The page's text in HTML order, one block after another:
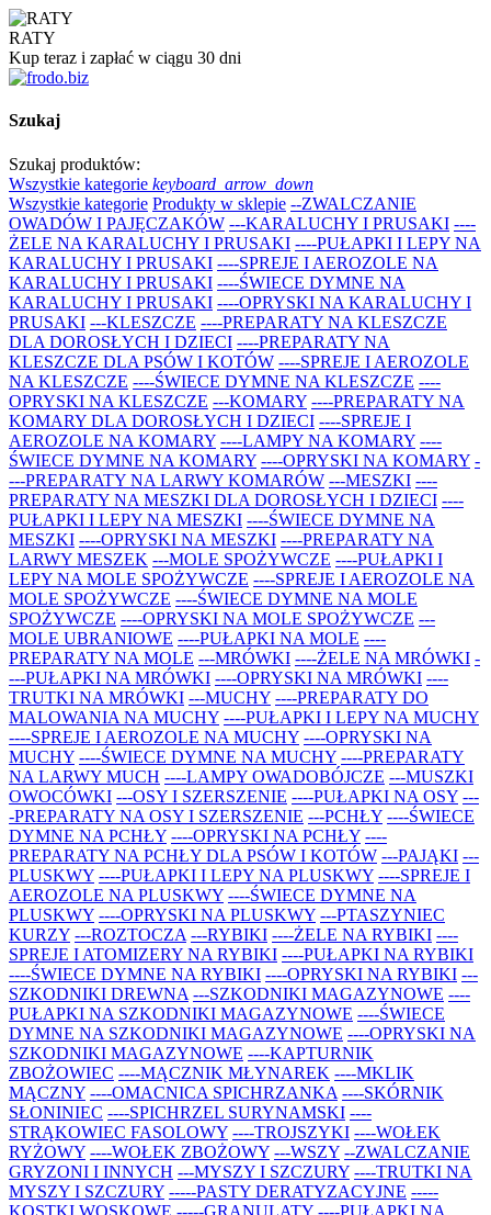
RATY
Kup teraz i zapłać w ciągu 30 dni
Szukaj
Szukaj produktów:
Wszystkie kategorie keyboard_arrow_down
Wszystkie kategorie Produkty w sklepie --ZWALCZANIE
OWADÓW I PAJĘCZAKÓW ---KARALUCHY I PRUSAKI ----
ŻELE NA KARALUCHY I PRUSAKI ----PUŁAPKI I LEPY NA
KARALUCHY I PRUSAKI ----SPREJE I AEROZOLE NA
KARALUCHY I PRUSAKI ----ŚWIECE DYMNE NA
KARALUCHY I PRUSAKI ----OPRYSKI NA KARALUCHY I
PRUSAKI ---KLESZCZE ----PREPARATY NA KLESZCZE
DLA DOROSŁYCH I DZIECI ----PREPARATY NA
KLESZCZE DLA PSÓW I KOTÓW ----SPREJE I AEROZOLE
NA KLESZCZE ----ŚWIECE DYMNE NA KLESZCZE ----
OPRYSKI NA KLESZCZE ---KOMARY ----PREPARATY NA
KOMARY DLA DOROSŁYCH I DZIECI ----SPREJE I
AEROZOLE NA KOMARY ----LAMPY NA KOMARY ----
ŚWIECE DYMNE NA KOMARY ----OPRYSKI NA KOMARY -
---PREPARATY NA LARWY KOMARÓW ---MESZKI ----
PREPARATY NA MESZKI DLA DOROSŁYCH I DZIECI ----
PUŁAPKI I LEPY NA MESZKI ----ŚWIECE DYMNE NA
MESZKI ----OPRYSKI NA MESZKI ----PREPARATY NA
LARWY MESZEK ---MOLE SPOŻYWCZE ----PUŁAPKI I
LEPY NA MOLE SPOŻYWCZE ----SPREJE I AEROZOLE NA
MOLE SPOŻYWCZE ----ŚWIECE DYMNE NA MOLE
SPOŻYWCZE ----OPRYSKI NA MOLE SPOŻYWCZE ---
MOLE UBRANIOWE ----PUŁAPKI NA MOLE ----
PREPARATY NA MOLE ---MRÓWKI ----ŻELE NA MRÓWKI -
---PUŁAPKI NA MRÓWKI ----OPRYSKI NA MRÓWKI ----
TRUTKI NA MRÓWKI ---MUCHY ----PREPARATY DO
MALOWANIA NA MUCHY ----PUŁAPKI I LEPY NA MUCHY
----SPREJE I AEROZOLE NA MUCHY ----OPRYSKI NA
MUCHY ----ŚWIECE DYMNE NA MUCHY ----PREPARATY
NA LARWY MUCH ----LAMPY OWADOBÓJCZE ---MUSZKI
OWOCÓWKI ---OSY I SZERSZENIE ----PUŁAPKI NA OSY ---
-PREPARATY NA OSY I SZERSZENIE ---PCHŁY ----ŚWIECE
DYMNE NA PCHŁY ----OPRYSKI NA PCHŁY ----
PREPARATY NA PCHŁY DLA PSÓW I KOTÓW ---PAJĄKI ---
PLUSKWY ----PUŁAPKI I LEPY NA PLUSKWY ----SPREJE I
AEROZOLE NA PLUSKWY ----ŚWIECE DYMNE NA
PLUSKWY ----OPRYSKI NA PLUSKWY ---PTASZYNIEC
KURZY ---ROZTOCZA ---RYBIKI ----ŻELE NA RYBIKI ----
SPREJE I ATOMIZERY NA RYBIKI ----PUŁAPKI NA RYBIKI
----ŚWIECE DYMNE NA RYBIKI ----OPRYSKI NA RYBIKI ---
SZKODNIKI DREWNA ---SZKODNIKI MAGAZYNOWE ----
PUŁAPKI NA SZKODNIKI MAGAZYNOWE ----ŚWIECE
DYMNE NA SZKODNIKI MAGAZYNOWE ----OPRYSKI NA
SZKODNIKI MAGAZYNOWE ----KAPTURNIK
ZBOŻOWIEC ----MĄCZNIK MŁYNAREK ----MKLIK
MĄCZNY ----OMACNICA SPICHRZANKA ----SKÓRNIK
SŁONINIEC ----SPICHRZEL SURYNAMSKI ----
STRĄKOWIEC FASOLOWY ----TROJSZYKI ----WOŁEK
RYŻOWY ----WOŁEK ZBOŻOWY ---WSZY --ZWALCZANIE
GRYZONI I INNYCH ---MYSZY I SZCZURY ----TRUTKI NA
MYSZY I SZCZURY -----PASTY DERATYZACYJNE -----
KOSTKI WOSKOWE -----GRANULATY ----PUŁAPKI NA